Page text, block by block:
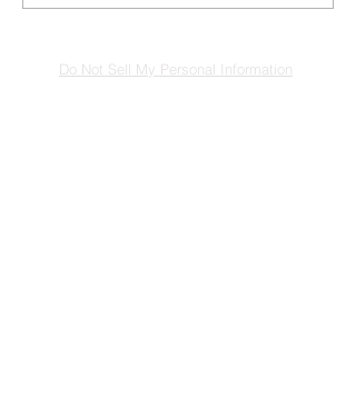
Do Not Sell My Personal Information